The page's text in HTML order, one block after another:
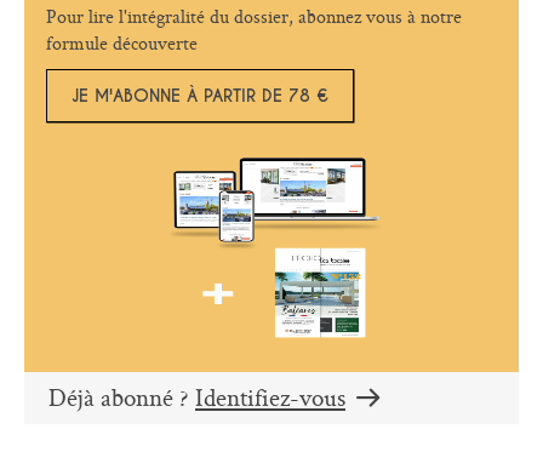
Pour lire l'intégralité du dossier, abonnez vous à notre
formule découverte
JE M'ABONNE À PARTIR DE 78 €
Déjà abonné ? Identifiez-vous